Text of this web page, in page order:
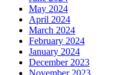
May 2024
April 2024
March 2024
February 2024
January 2024
December 2023
November 2023